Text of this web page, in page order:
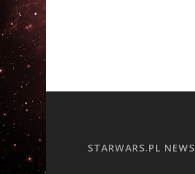
STARWARS.PL NEWS